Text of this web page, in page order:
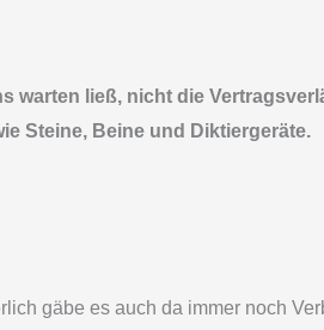
warten ließ, nicht die
Steine, Beine und Diktiergeräte.
gäbe es auch da immer noch